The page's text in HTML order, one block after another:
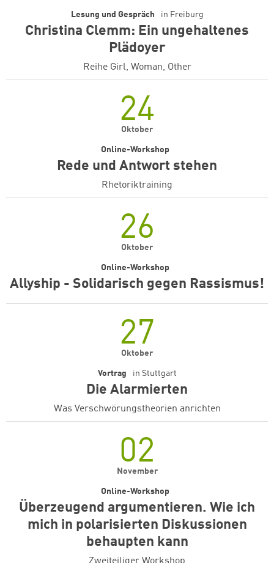
Christina Clemm: Ein ungehaltenes
Plädoyer
Lesung und Gespräch in Freiburg
Reihe Girl, Woman, Other
24
Oktober
Rede und Antwort stehen
Online-Workshop
Rhetoriktraining
26
Oktober
Allyship - Solidarisch gegen Rassismus!
Online-Workshop
27
Oktober
Die Alarmierten
Vortrag in Stuttgart
Was Verschwörungstheorien anrichten
02
November
Überzeugend argumentieren. Wie ich
mich in polarisierten Diskussionen
behaupten kann
Online-Workshop